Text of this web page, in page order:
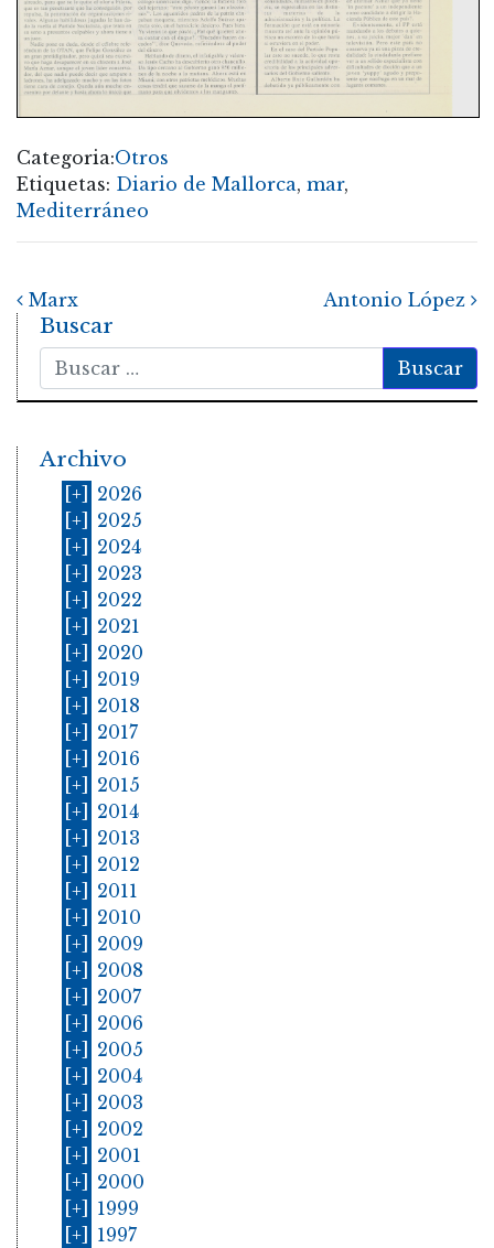
Categoria:Otros
Etiquetas: Diario de Mallorca, mar,
Mediterráneo
Post navigation
Marx Antonio López
Buscar
Buscar
Archivo
[+]
2026
[+]
2025
[+]
2024
[+]
2023
[+]
2022
[+]
2021
[+]
2020
[+]
2019
[+]
2018
[+]
2017
[+]
2016
[+]
2015
[+]
2014
[+]
2013
[+]
2012
[+]
2011
[+]
2010
[+]
2009
[+]
2008
[+]
2007
[+]
2006
[+]
2005
[+]
2004
[+]
2003
[+]
2002
[+]
2001
[+]
2000
[+]
1999
[+]
1997